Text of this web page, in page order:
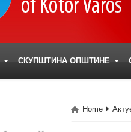
СКУПШТИНА ОПШТИНЕ
Home